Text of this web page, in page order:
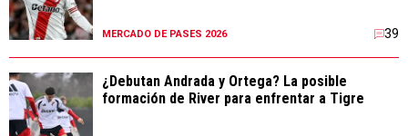
MERCADO DE PASES 2026 39
¿Debutan Andrada y Ortega? La posible
formación de River para enfrentar a Tigre